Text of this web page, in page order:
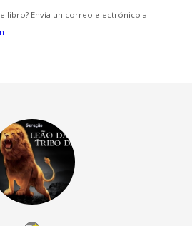
libro? Envía un correo electrónico a